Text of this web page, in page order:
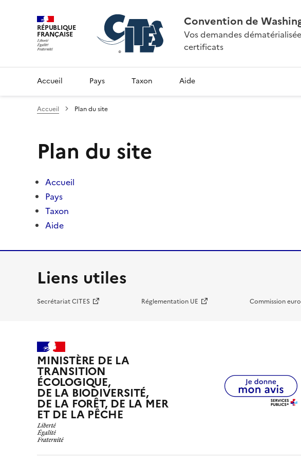
RÉPUBLIQUE
FRANÇAISE
Convention de
Vos demandes
certificats
Accueil Pays Taxon Aide
Accueil Plan du site
Plan du site
Accueil
Pays
Taxon
Aide
Liens utiles
Secrétariat CITES Réglementation UE Commission
MINISTÈRE DE LA
TRANSITION
ÉCOLOGIQUE,
DE LA BIODIVERSITÉ,
DE LA FORÊT, DE LA MER
ET DE LA PÊCHE